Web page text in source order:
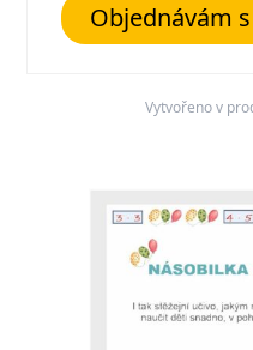
Objednávám
Vytvořeno v